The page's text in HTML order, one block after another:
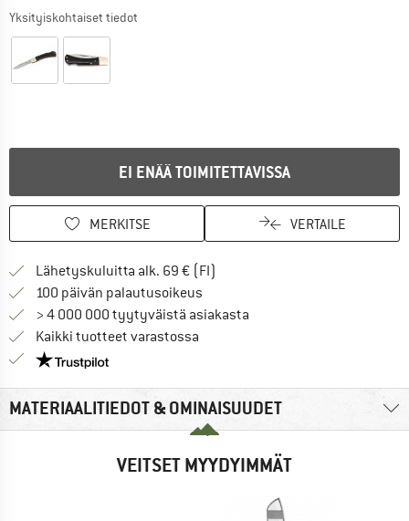
Yksityiskohtaiset tiedot
EI ENÄÄ TOIMITETTAVISSA
MERKITSE VERTAILE
Lähetyskuluitta alk. 69 € (FI)
100 päivän palautusoikeus
> 4 000 000 tyytyväistä asiakasta
Kaikki tuotteet varastossa
Meillä on Trustpilot -sertifiointi - lue lisää tästä!
MATERIAALITIEDOT & OMINAISUUDET
VEITSET MYYDYIMMÄT